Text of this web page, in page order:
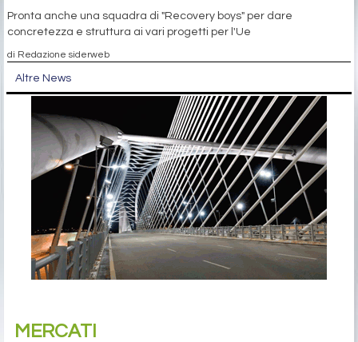
Pronta anche una squadra di "Recovery boys" per dare
concretezza e struttura ai vari progetti per l'Ue
di Redazione siderweb
Altre News
MERCATI